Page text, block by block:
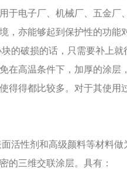
于电子厂、机械厂、五金厂
，亦能够起到保护性的功能
破损的话，只需要补上就
在高温条件下，加厚的涂
得得都比较多。对于其使
性剂和高级颜料等材料做
的三维交联涂层。具有：